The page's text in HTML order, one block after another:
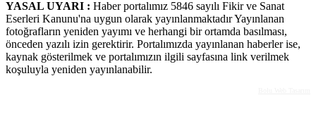
YASAL UYARI : Haber portalımız 5846 sayılı Fikir ve Sanat
Eserleri Kanunu'na uygun olarak yayınlanmaktadır Yayınlanan
fotoğrafların yeniden yayımı ve herhangi bir ortamda basılması,
önceden yazılı izin gerektirir. Portalımızda yayınlanan haberler ise,
kaynak gösterilmek ve portalımızın ilgili sayfasına link verilmek
koşuluyla yeniden yayınlanabilir.